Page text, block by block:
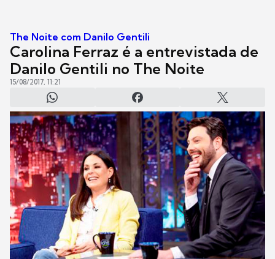
The Noite com Danilo Gentili
Carolina Ferraz é a entrevistada de
Danilo Gentili no The Noite
15/08/2017, 11:21